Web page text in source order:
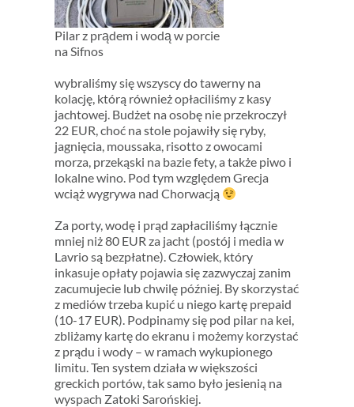
Pilar z prądem i wodą w porcie
na Sifnos
wybraliśmy się wszyscy do tawerny na
kolację, którą również opłaciliśmy z kasy
jachtowej. Budżet na osobę nie przekroczył
22 EUR, choć na stole pojawiły się ryby,
jagnięcia, moussaka, risotto z owocami
morza, przekąski na bazie fety, a także piwo i
lokalne wino. Pod tym względem Grecja
wciąż wygrywa nad Chorwacją
Za porty, wodę i prąd zapłaciliśmy łącznie
mniej niż 80 EUR za jacht (postój i media w
Lavrio są bezpłatne). Człowiek, który
inkasuje opłaty pojawia się zazwyczaj zanim
zacumujecie lub chwilę później. By skorzystać
z mediów trzeba kupić u niego kartę prepaid
(10-17 EUR). Podpinamy się pod pilar na kei,
zbliżamy kartę do ekranu i możemy korzystać
z prądu i wody – w ramach wykupionego
limitu. Ten system działa w większości
greckich portów, tak samo było jesienią na
wyspach Zatoki Sarońskiej.